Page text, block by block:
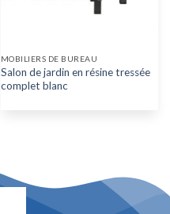
MOBILIERS DE BUREAU
Salon de jardin en résine tressée
complet blanc